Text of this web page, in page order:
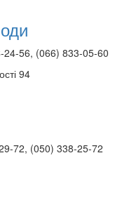
56, (066) 833-05-60
94
72, (050) 338-25-72